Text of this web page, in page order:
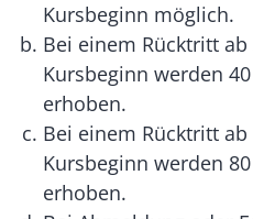
Kursbeginn möglich.
Bei einem Rücktritt
Kursbeginn werden
erhoben.
Bei einem Rücktritt
Kursbeginn werden
erhoben.